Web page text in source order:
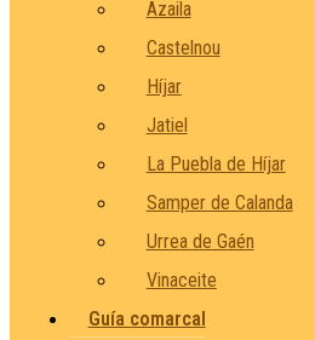
Azaila
Castelnou
Híjar
Jatiel
La Puebla de Híjar
Samper de Calanda
Urrea de Gaén
Vinaceite
Guía comarcal